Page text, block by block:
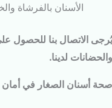
الأسنان بالفرشاة
يُرجى الاتصال بنا للحصول
والحضانات لدينا.
صحة أسنان الصغار في أمان